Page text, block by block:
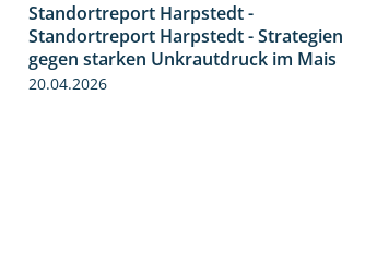
9:11
Standortreport Harpstedt -
Standortreport Harpstedt - Strategien
gegen starken Unkrautdruck im Mais
20.04.2026